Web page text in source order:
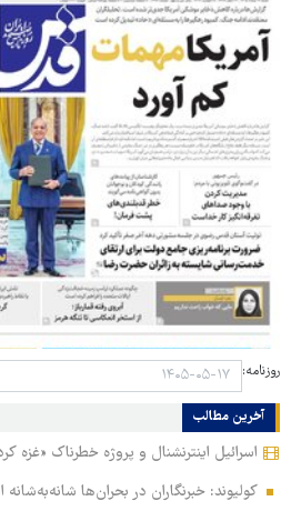
روزنامه:
آخرین مطالب
اسرائیل اینترنشنال و پروژه خطرناک «غزه
کولیوند: خبرنگاران در بحران‌ها شانه‌به‌شانه